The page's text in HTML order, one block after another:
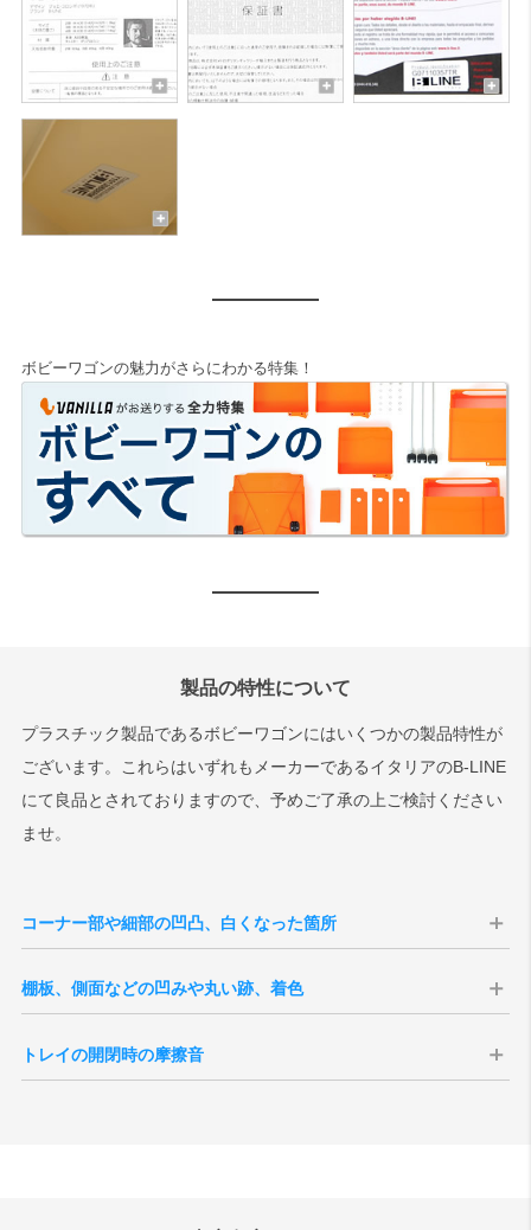
ボビーワゴンの魅力がさらにわかる特集！
製品の特性について
プラスチック製品であるボビーワゴンにはいくつかの製品特性が
ございます。これらはいずれもメーカーであるイタリアのB-LINE
にて良品とされておりますので、予めご了承の上ご検討ください
ませ。
コーナー部や細部の凹凸、白くなった箇所
は、液状のプラスチック素材を注入すると、
ます。硬化後、その部分を手作業で削り取り
棚板、側面などの凹みや丸い跡、着色
みが多少残ります。これは傷などではなく、
トレイの開閉時の摩擦音